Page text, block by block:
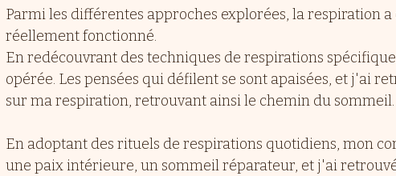
Parmi les différentes approches explorées, la respiration
réellement fonctionné.
En redécouvrant des techniques de respirations
opérée. Les pensées qui défilent se sont apaisées, et j'ai
sur ma respiration, retrouvant ainsi le chemin du sommeil.
En adoptant des rituels de respirations quotidiens, mon
une paix intérieure, un sommeil réparateur, et j'ai